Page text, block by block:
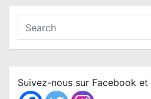
a
c
h
Suivez-nous sur Facebook